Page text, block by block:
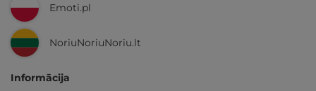
Emoti.pl
NoriuNoriuNoriu.lt
Informācija